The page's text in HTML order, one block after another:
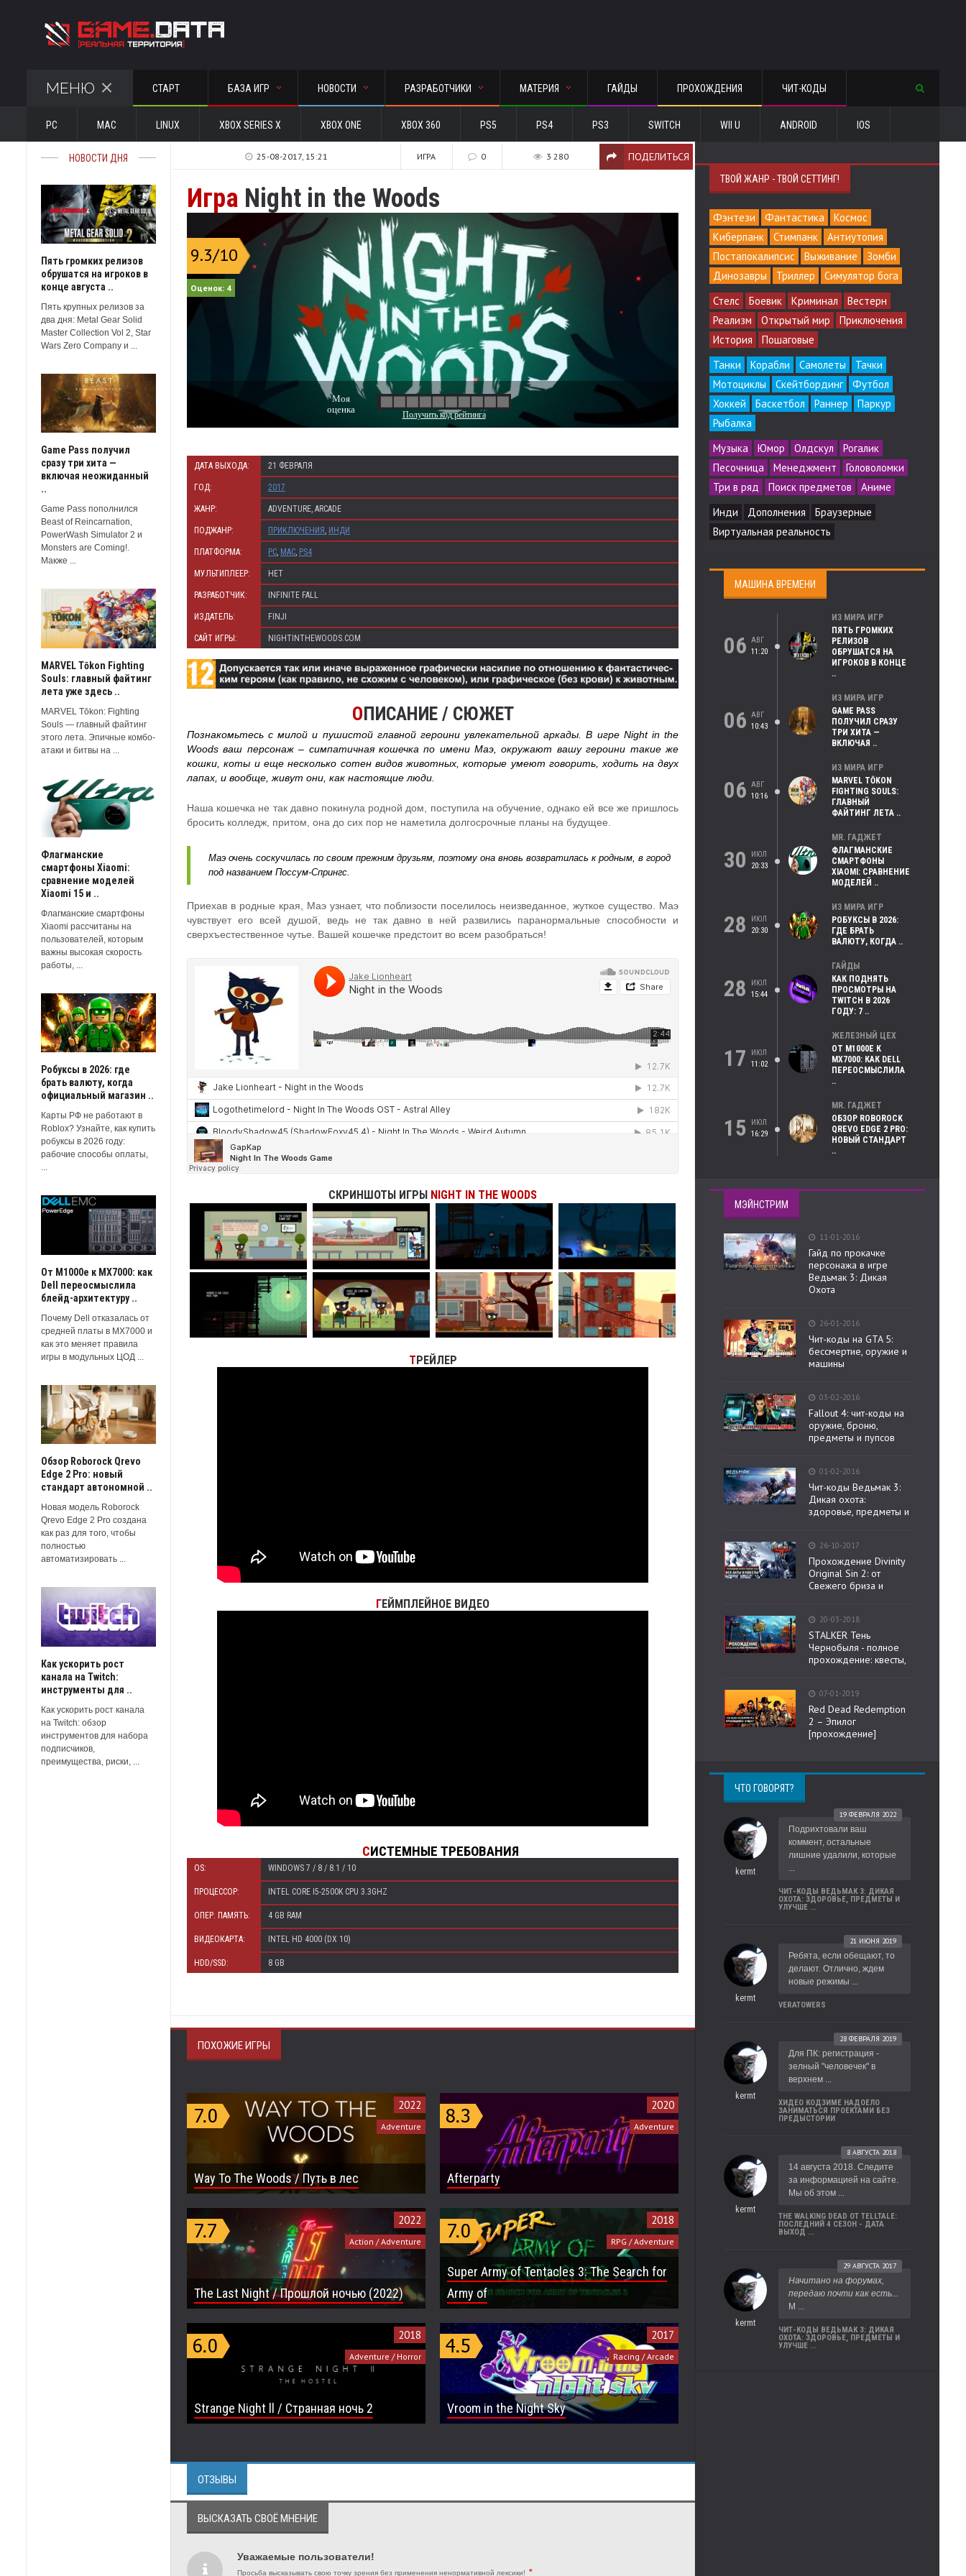
МЕНЮ СТАРТ БАЗА ИГР НОВОСТИ РАЗРАБОТЧИКИ МАТЕРИЯ ГАЙДЫ ПРОХОЖДЕНИЯ ЧИТ-КОДЫ
PC MAC LINUX XBOX SERIES X XBOX ONE XBOX 360 PS5 PS4 PS3 SWITCH WII U ANDROID IOS
НОВОСТИ ДНЯ
Пять громких релизов
обрушатся на игроков в
конце августа ..
Пять крупных релизов за
два дня: Metal Gear Solid
Master Collection Vol 2, Star
Wars Zero Company и ...
Game Pass получил
сразу три хита —
включая неожиданный
..
Game Pass пополнился
Beast of Reincarnation,
PowerWash Simulator 2 и
Monsters are Coming!.
Макже ...
MARVEL Tōkon Fighting
Souls: главный файтинг
лета уже здесь ..
MARVEL Tōkon: Fighting
Souls — главный файтинг
этого лета. Эпичные комбо-
атаки и битвы на ...
Флагманские
смартфоны Xiaomi:
сравнение моделей
Xiaomi 15 и ..
Флагманские смартфоны
Xiaomi рассчитаны на
пользователей, которым
важны высокая скорость
работы, ...
Робуксы в 2026: где
брать валюту, когда
официальный магазин ..
Карты РФ не работают в
Roblox? Узнайте, как купить
робуксы в 2026 году:
рабочие способы оплаты,
...
От M1000e к MX7000: как
Dell переосмыслила
блейд-архитектуру ..
Почему Dell отказалась от
средней платы в MX7000 и
как это меняет правила
игры в модульных ЦОД ...
Обзор Roborock Qrevo
Edge 2 Pro: новый
стандарт автономной ..
Новая модель Roborock
Qrevo Edge 2 Pro создана
как раз для того, чтобы
полностью
автоматизировать ...
Как ускорить рост
канала на Twitch:
инструменты для ..
Как ускорить рост канала
на Twitch: обзор
инструментов для набора
подписчиков,
преимущества, риски, ...
25-08-2017, 15:21 ИГРА 0 3 280 ПОДЕЛИТЬСЯ
Игра Night in the Woods
9.3/10
Оценок: 4
Моя
оценка
Получить код рейтинга
ДАТА ВЫХОДА: 21 ФЕВРАЛЯ
ГОД: 2017
ЖАНР: ADVENTURE, ARCADE
ПОДЖАНР: ПРИКЛЮЧЕНИЯ , ИНДИ
ПЛАТФОРМА: PC, MAC, PS4
МУЛЬТИПЛЕЕР: НЕТ
РАЗРАБОТЧИК: INFINITE FALL
ИЗДАТЕЛЬ: FINJI
САЙТ ИГРЫ: NIGHTINTHEWOODS.COM
ОПИСАНИЕ / СЮЖЕТ
Познакомьтесь с милой и пушистой главной героини увлекательной аркады. В игре Night in the
Woods ваш персонаж – симпатичная кошечка по имени Маэ, окружают вашу героини такие же
кошки, коты и еще несколько сотен видов животных, которые умеют говорить, ходить на двух
лапах, и вообще, живут они, как настоящие люди.
Наша кошечка не так давно покинула родной дом, поступила на обучение, однако ей все же пришлось
бросить колледж, притом, она до сих пор не наметила долгосрочные планы на будущее.
Маэ очень соскучилась по своим прежним друзьям, поэтому она вновь возвратилась к родным, в город
под названием Поссум-Спрингс.
Приехав в родные края, Маэ узнает, что поблизости поселилось неизведанное, жуткое существо. Маэ
чувствует его всей душой, ведь не так давно в ней развились паранормальные способности и
сверхъестественное чутье. Вашей кошечке предстоит во всем разобраться!
СКРИНШОТЫ ИГРЫ NIGHT IN THE WOODS
ТРЕЙЛЕР
ГЕЙМПЛЕЙНОЕ ВИДЕО
СИСТЕМНЫЕ ТРЕБОВАНИЯ
OS: WINDOWS 7 / 8 / 8.1 / 10
ПРОЦЕССОР: INTEL CORE I5-2500K CPU 3.3GHZ
ОПЕР. ПАМЯТЬ: 4 GB RAM
ВИДЕОКАРТА: INTEL HD 4000 (DX 10)
HDD/SSD: 8 GB
ПОХОЖИЕ ИГРЫ
Way To The Woods / Путь в лес
2022
Adventure
Afterparty
2020
Adventure
The Last Night / Прошлой ночью (2022)
2022
Action / Adventure
Super Army of Tentacles 3: The Search for
Army of
2018
RPG / Adventure
Strange Night ll / Странная ночь 2
2018
Adventure / Horror
Vroom in the Night Sky
2017
Racing / Arcade
ОТЗЫВЫ
ВЫСКАЗАТЬ СВОЁ МНЕНИЕ
Уважаемые пользователи!
Просьба высказывать свою точку зрения без применения ненормативной лексики! *
ТВОЙ ЖАНР - ТВОЙ СЕТТИНГ!
Фэнтези Фантастика
Космос
Киберпанк
Стимпанк
Антиутопия
Постапокалипсис
Выживание
Зомби
Динозавры
Триллер
Симулятор бога
Стелс
Боевик Криминал
Вестерн
Реализм
Открытый мир
Приключения
История
Пошаговые
Танки
Корабли Самолеты
Тачки
Мотоциклы
Скейтбординг
Футбол
Хоккей
Баскетбол Раннер
Паркур
Рыбалка
Музыка
Юмор Олдскул
Рогалик
Песочница
Менеджмент
Головоломки
Три в ряд
Поиск предметов
Аниме
Инди
Дополнения
Браузерные
Виртуальная реальность
МАШИНА ВРЕМЕНИ
06 АВГ
11:20
ИЗ МИРА ИГР
ПЯТЬ ГРОМКИХ
РЕЛИЗОВ
ОБРУШАТСЯ НА
ИГРОКОВ В КОНЦЕ
..
06 АВГ
10:43
ИЗ МИРА ИГР
GAME PASS
ПОЛУЧИЛ СРАЗУ
ТРИ ХИТА —
ВКЛЮЧАЯ ..
06 АВГ
10:16
ИЗ МИРА ИГР
MARVEL TŌKON
FIGHTING SOULS:
ГЛАВНЫЙ
ФАЙТИНГ ЛЕТА ..
30
ИЮЛ
20:33
MR. ГАДЖЕТ
ФЛАГМАНСКИЕ
СМАРТФОНЫ
XIAOMI: СРАВНЕНИЕ
МОДЕЛЕЙ ..
28
ИЮЛ
20:30
ИЗ МИРА ИГР
РОБУКСЫ В 2026:
ГДЕ БРАТЬ
ВАЛЮТУ, КОГДА ..
28
ИЮЛ
15:44
ГАЙДЫ
КАК ПОДНЯТЬ
ПРОСМОТРЫ НА
TWITCH В 2026
ГОДУ: 7 ..
17
ИЮЛ
11:02
ЖЕЛЕЗНЫЙ ЦЕХ
ОТ M1000E К
MX7000: КАК DELL
ПЕРЕОСМЫСЛИЛА
..
15
ИЮЛ
16:29
MR. ГАДЖЕТ
ОБЗОР ROBOROCK
QREVO EDGE 2 PRO:
НОВЫЙ СТАНДАРТ
..
МЭЙНСТРИМ
11-01-2016
Гайд по прокачке
персонажа в игре
Ведьмак 3: Дикая
Охота
26-01-2016
Чит-коды на GTA 5:
бессмертие, оружие и
машины
03-02-2016
Fallout 4: чит-коды на
оружие, броню,
предметы и пупсов
01-02-2016
Чит-коды Ведьмак 3:
Дикая охота:
здоровье, предметы и
26-10-2017
Прохождение Divinity
Original Sin 2: от
Свежего бриза и
20-03-2018
STALKER Тень
Чернобыля - полное
прохождение: квесты,
07-01-2019
Red Dead Redemption
2 – Эпилог
[прохождение]
ЧТО ГОВОРЯТ?
kermt
19 ФЕВРАЛЯ 2022
Подрихтовали ваш
коммент, остальные
лишние удалили, которые
...
ЧИТ-КОДЫ ВЕДЬМАК 3: ДИКАЯ
ОХОТА: ЗДОРОВЬЕ, ПРЕДМЕТЫ И
УЛУЧШЕ ...
kermt
21 ИЮНЯ 2019
Ребята, если обещают, то
делают. Отлично, ждем
новые режимы ...
VERATOWERS
kermt
28 ФЕВРАЛЯ 2019
Для ПК: регистрация -
зелный "человечек" в
верхнем ...
ХИДЕО КОДЗИМЕ НАДОЕЛО
ЗАНИМАТЬСЯ ПРОЕКТАМИ БЕЗ
ПРЕДЫСТОРИИ
kermt
8 АВГУСТА 2018
14 августа 2018. Следите
за информацией на сайте.
Мы об этом ...
THE WALKING DEAD ОТ TELLTALE:
ПОСЛЕДНИЙ 4 СЕЗОН - ДАТА
ВЫХОД ...
kermt
29 АВГУСТА 2017
Начитано на форумах,
передаю почти как есть...
М ...
ЧИТ-КОДЫ ВЕДЬМАК 3: ДИКАЯ
ОХОТА: ЗДОРОВЬЕ, ПРЕДМЕТЫ И
УЛУЧШЕ ...